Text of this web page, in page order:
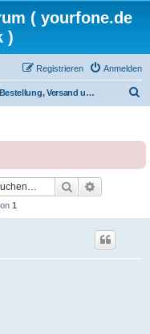
( yourfone.de
)
Anmelden
Registrieren
Bestellung, Versand und Portierung
e
Suche
1